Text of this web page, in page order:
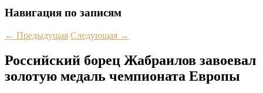
Навигация по записям
← Предыдущая Следующая →
Российский борец Жабраилов завоевал
золотую медаль чемпионата Европы